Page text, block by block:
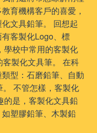
育機構客戶的喜愛，
文具鉛筆。 回想起
客製化Logo、標
學校中常用的客製化
製化文具筆。 在科
型：石磨鉛筆、自動
不管怎樣，客製化
的是，客製化文具鉛
塑膠鉛筆、木製鉛